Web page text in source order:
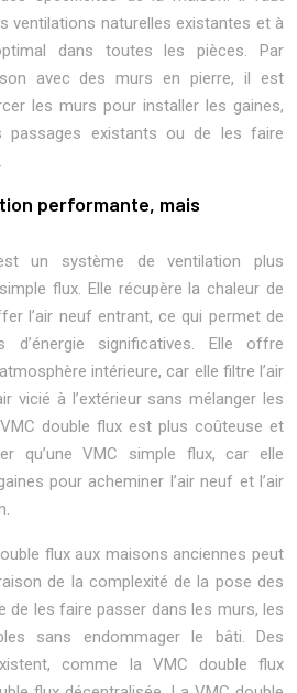
ventilations naturelles existantes et à
dans toutes les pièces. Par
avec des murs en pierre, il est
les murs pour installer les gaines,
passages existants ou de les faire
performante, mais
un système de ventilation plus
flux. Elle récupère la chaleur de
l’air neuf entrant, ce qui permet de
d’énergie significatives. Elle offre
intérieure, car elle filtre l’air
vicié à l’extérieur sans mélanger les
double flux est plus coûteuse et
qu’une VMC simple flux, car elle
pour acheminer l’air neuf et l’air
flux aux maisons anciennes peut
de la complexité de la pose des
de les faire passer dans les murs, les
sans endommager le bâti. Des
comme la VMC double flux